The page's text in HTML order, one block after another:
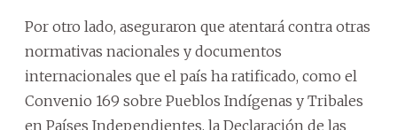
Por otro lado, aseguraron que atentará contra otras
normativas nacionales y documentos
internacionales que el país ha ratificado, como el
Convenio 169 sobre Pueblos Indígenas y Tribales
en Países Independientes, la Declaración de las